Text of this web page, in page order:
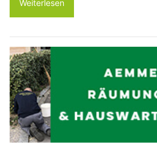
Weiterlesen